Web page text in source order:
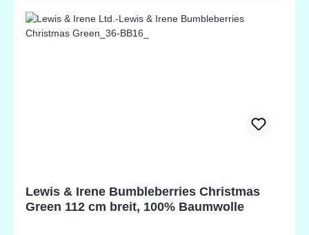
Lewis & Irene Bumbleberries Christmas
Green 112 cm breit, 100% Baumwolle